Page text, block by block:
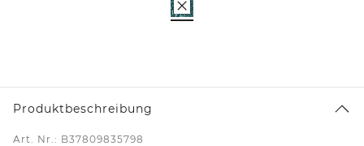
Produktbeschreibung
Art. Nr.: B37809835798